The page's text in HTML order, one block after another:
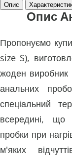
Опис
Опис
Пропонуємо
size S),
жоден виробник
анальних
спеціальний
всередині, що
пробки при
м'яких